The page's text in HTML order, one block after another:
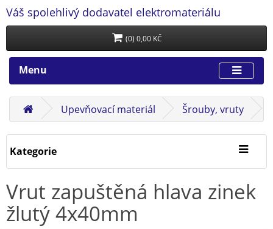
Váš spolehlivý dodavatel elektromateriálu
(0) 0,00 KČ
Menu
Upevňovací materiál Šrouby, vruty
Kategorie
Vrut zapuštěná hlava zinek
žlutý 4x40mm